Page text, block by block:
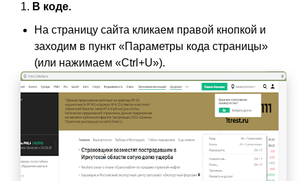
1. В коде.
На страницу сайта кликаем правой кнопкой и
заходим в пункт «Параметры кода страницы»
(или нажимаем «Ctrl+U»).